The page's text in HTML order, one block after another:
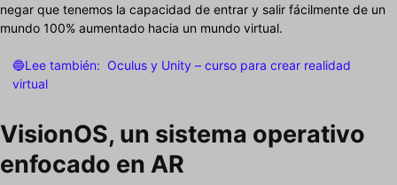
negar que tenemos la capacidad de entrar y salir fácilmente de un
mundo 100% aumentado hacia un mundo virtual.
🔵Lee también: Oculus y Unity – curso para crear realidad
virtual
VisionOS, un sistema operativo
enfocado en AR